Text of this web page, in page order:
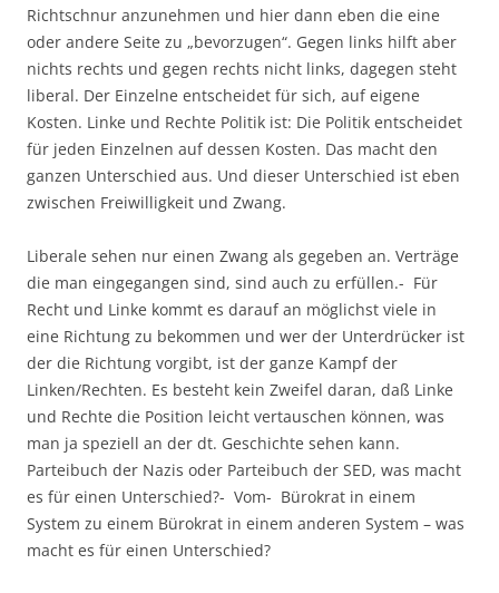
Richtschnur anzunehmen und hier dann eben die eine
oder andere Seite zu „bevorzugen“. Gegen links hilft aber
nichts rechts und gegen rechts nicht links, dagegen steht
liberal. Der Einzelne entscheidet für sich, auf eigene
Kosten. Linke und Rechte Politik ist: Die Politik entscheidet
für jeden Einzelnen auf dessen Kosten. Das macht den
ganzen Unterschied aus. Und dieser Unterschied ist eben
zwischen Freiwilligkeit und Zwang.
Liberale sehen nur einen Zwang als gegeben an. Verträge
die man eingegangen sind, sind auch zu erfüllen.- Für
Recht und Linke kommt es darauf an möglichst viele in
eine Richtung zu bekommen und wer der Unterdrücker ist
der die Richtung vorgibt, ist der ganze Kampf der
Linken/Rechten. Es besteht kein Zweifel daran, daß Linke
und Rechte die Position leicht vertauschen können, was
man ja speziell an der dt. Geschichte sehen kann.
Parteibuch der Nazis oder Parteibuch der SED, was macht
es für einen Unterschied?- Vom- Bürokrat in einem
System zu einem Bürokrat in einem anderen System – was
macht es für einen Unterschied?